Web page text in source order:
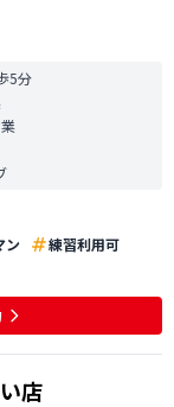
5分
ン
練習利用可
店